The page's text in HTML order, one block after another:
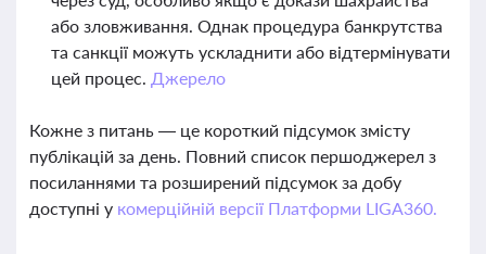
або зловживання. Однак процедура банкрутства
та санкції можуть ускладнити або відтермінувати
цей процес. Джерело
Кожне з питань — це короткий підсумок змісту
публікацій за день. Повний список першоджерел з
посиланнями та розширений підсумок за добу
доступні у комерційній версії Платформи LIGA360.